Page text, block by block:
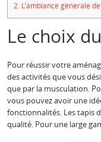
2. L’ambiance générale
Le choix
Pour réussir votre
des activités que vous
que par la musculation.
vous pouvez avoir une
fonctionnalités. Les tapis
qualité. Pour une large